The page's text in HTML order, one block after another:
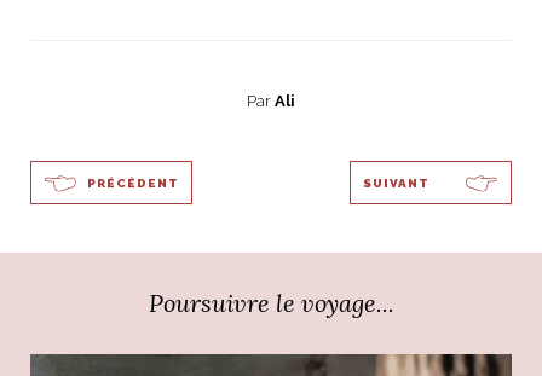
Par Ali
PRÉCÉDENT SUIVANT
Poursuivre le voyage...